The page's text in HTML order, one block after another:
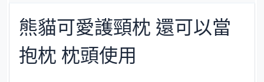
熊貓可愛護頸枕 還可以當
抱枕 枕頭使用